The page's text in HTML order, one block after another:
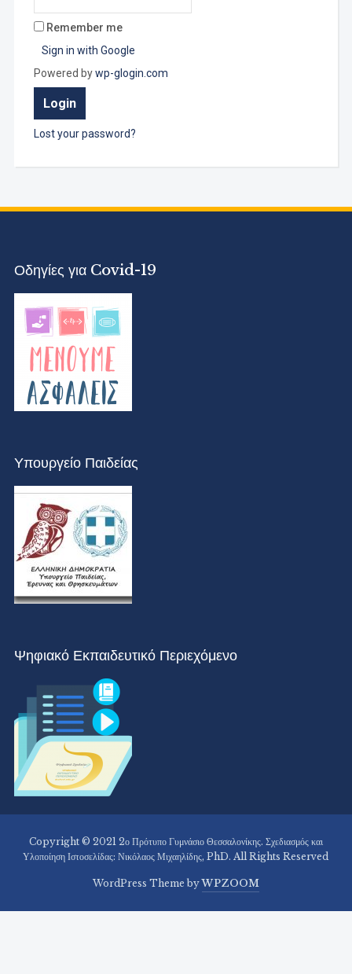
Remember me
Sign in with Google
Powered bywp-glogin.com
Lost your password?
Οδηγίες για Covid-19
Υπουργείο Παιδείας
Ψηφιακό Εκπαιδευτικό Περιεχόμενο
Copyright © 2021 2ο Πρότυπο Γυμνάσιο Θεσσαλονίκης. Σχεδιασμός και
Υλοποίηση Ιστοσελίδας: Νικόλαος Μιχαηλίδης, PhD. All Rights Reserved
WordPress Theme byWPZOOM